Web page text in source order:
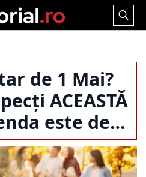
Search
de 1 Mai?
ACEASTĂ
este de…